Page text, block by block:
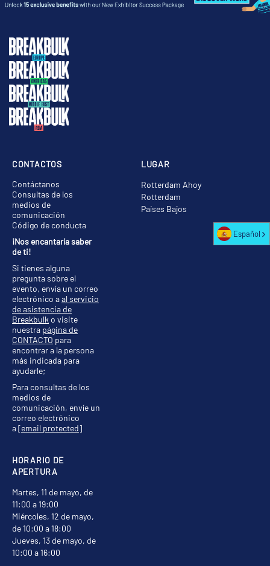
LUGAR
Rotterdam Ahoy
Rotterdam
Países Bajos
HORARIO DE
APERTURA
Martes, 11 de mayo, de
11:00 a 19:00
Miércoles, 12 de mayo,
de 10:00 a 18:00
Jueves, 13 de mayo, de
10:00 a 16:00
CONTACTOS
Contáctanos
Consultas de los
medios de
comunicación
Código de conducta
¡Nos encantaría saber
de ti!
Si tienes alguna
pregunta sobre el
evento, envía un correo
electrónico aal servicio
de asistencia de
Breakbulk o visite
nuestra página de
CONTACTO para
encontrar a la persona
más indicada para
ayudarle;
Para consultas de los
medios de
comunicación, envíe un
correo electrónico
a[email protected]
Español